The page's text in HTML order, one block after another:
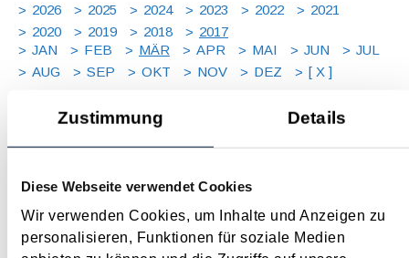
Zustimmung Details
Diese Webseite verwendet Cookies
Wir verwenden Cookies, um Inhalte und Anzeigen zu
personalisieren, Funktionen für soziale Medien
2026 2025 2024 2023 2022
2021
2020
2019 2018
2017
JAN
FEB MÄR APR MAI JUN
JUL
AUG
SEP OKT NOV DEZ [ X ]
Automatische Meldung von Sonderausgaben an das
Finanzamt
März 2017
Bisher mussten Sonderausgaben wie z.B. Spenden an
mildtätige oder den Umweltschutz fördernde Organisationen
oder der Kirchenbeitrag im Rahmen der Steuererklärung bzw.